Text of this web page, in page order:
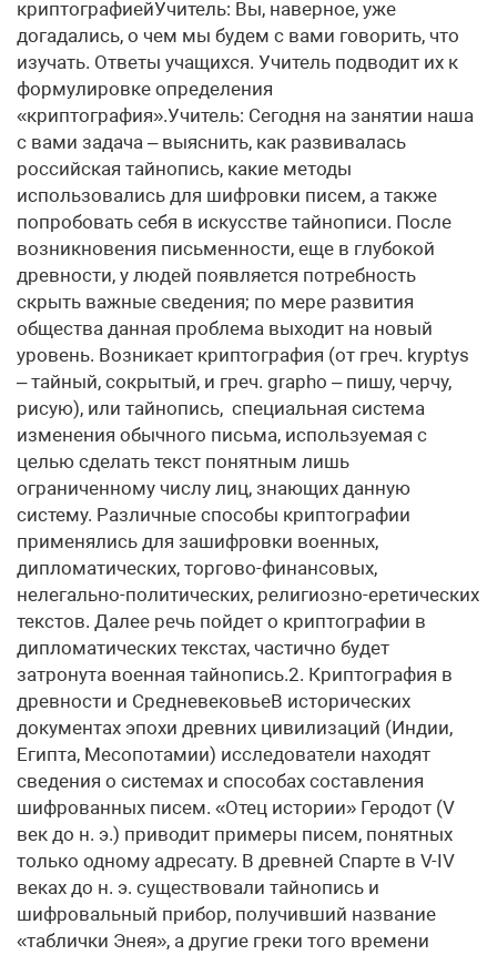
криптографиейУчитель: Вы, наверное, уже
догадались, о чем мы будем с вами говорить, что
изучать. Ответы учащихся. Учитель подводит их к
формулировке определения
«криптография».Учитель: Сегодня на занятии наша
с вами задача – выяснить, как развивалась
российская тайнопись, какие методы
использовались для шифровки писем, а также
попробовать себя в искусстве тайнописи. После
возникновения письменности, еще в глубокой
древности, у людей появляется потребность
скрыть важные сведения; по мере развития
общества данная проблема выходит на новый
уровень. Возникает криптография (от греч. kryptуs
– тайный, сокрытый, и греч. grapho – пишу, черчу,
рисую), или тайнопись, специальная система
изменения обычного письма, используемая с
целью сделать текст понятным лишь
ограниченному числу лиц, знающих данную
систему. Различные способы криптографии
применялись для зашифровки военных,
дипломатических, торгово-финансовых,
нелегально-политических, религиозно-еретических
текстов. Далее речь пойдет о криптографии в
дипломатических текстах, частично будет
затронута военная тайнопись.2. Криптография в
древности и СредневековьеВ исторических
документах эпохи древних цивилизаций (Индии,
Египта, Месопотамии) исследователи находят
сведения о системах и способах составления
шифрованных писем. «Отец истории» Геродот (V
век до н. э.) приводит примеры писем, понятных
только одному адресату. В древней Спарте в V-IV
веках до н. э. существовали тайнопись и
шифровальный прибор, получивший название
«таблички Энея», а другие греки того времени